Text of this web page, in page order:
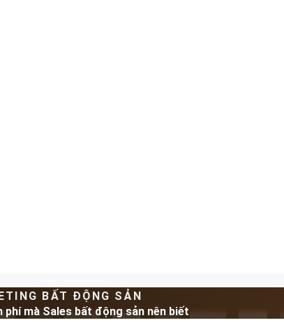
BẤT ĐỘNG SẢN
mà Sales bất động sản nên biết